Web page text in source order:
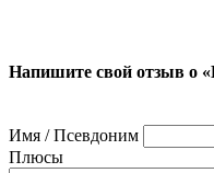
Напишите свой отзыв о
Имя / Псевдоним
Плюсы